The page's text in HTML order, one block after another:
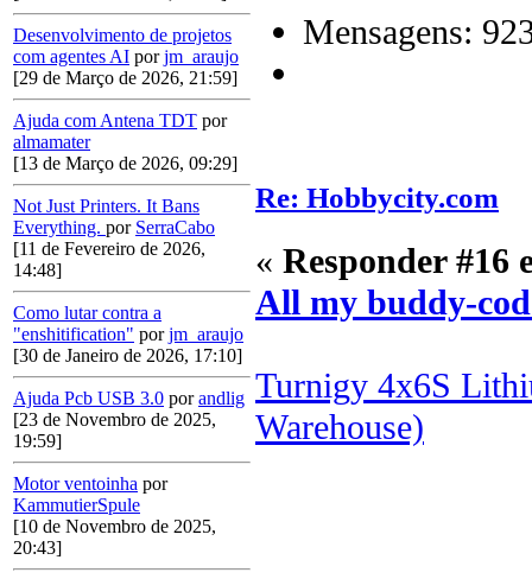
Desenvolvimento de projetos
com agentes AI porjm_araujo
[29 de Março de 2026, 21:59]
Ajuda com Antena TDT por
almamater
[13 de Março de 2026, 09:29]
Not Just Printers. It Bans
Everything. por SerraCabo
[11 de Fevereiro de 2026,
14:48]
Como lutar contra a
"enshitification" porjm_araujo
[30 de Janeiro de 2026, 17:10]
Ajuda Pcb USB 3.0 porandlig
[23 de Novembro de 2025,
19:59]
Motor ventoinha por
KammutierSpule
[10 de Novembro de 2025,
20:43]
Mensagens:
Re: Hobbycity.com
« Responder #16
All my buddy-
Turnigy 4x6S
Warehouse)